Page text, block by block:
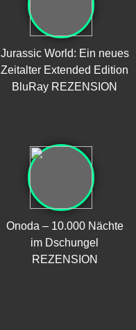
Jurassic World: Ein neues
Zeitalter Extended Edition
BluRay REZENSION
Onoda – 10.000 Nächte
im Dschungel
REZENSION